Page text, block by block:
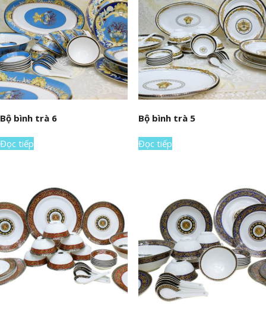
Bộ bình trà 6
Đọc tiếp
Bộ bình trà 5
Đọc tiếp